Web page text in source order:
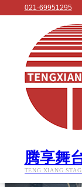
021-69951295
腾享舞
TENG XIANG
产品中心